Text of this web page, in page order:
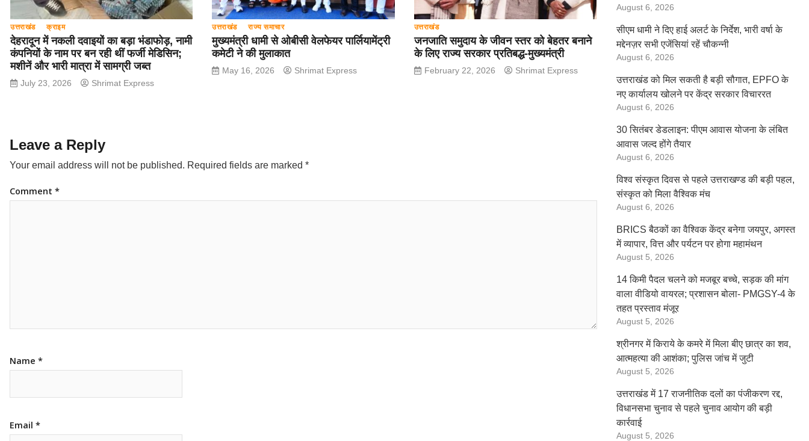
उत्तराखंड क्राइम
देहरादून में नकली दवाइयों का बड़ा भंडाफोड़, नामी
कंपनियों के नाम पर बन रही थीं फर्जी मेडिसिन;
मशीनें और भारी मात्रा में सामग्री जब्त
July 23, 2026 Shrimat Express
उत्तराखंड राज्य समाचार
मुख्यमंत्री धामी से ओबीसी वेलफेयर पार्लियामेंट्री
कमेटी ने की मुलाकात
May 16, 2026 Shrimat Express
उत्तराखंड
जनजाति समुदाय के जीवन स्तर को बेहतर बनाने
के लिए राज्य सरकार प्रतिबद्ध-मुख्यमंत्री
February 22, 2026 Shrimat Express
Leave a Reply
Your email address will not be published. Required fields are marked *
Comment *
Name *
Email *
August 6, 2026
सीएम धामी ने दिए हाई अलर्ट के निर्देश, भारी वर्षा के
मद्देनज़र सभी एजेंसियां रहें चौकन्नी
August 6, 2026
उत्तराखंड को मिल सकती है बड़ी सौगात, EPFO के
नए कार्यालय खोलने पर केंद्र सरकार विचाररत
August 6, 2026
30 सितंबर डेडलाइन: पीएम आवास योजना के लंबित
आवास जल्द होंगे तैयार
August 6, 2026
विश्व संस्कृत दिवस से पहले उत्तराखण्ड की बड़ी पहल,
संस्कृत को मिला वैश्विक मंच
August 6, 2026
BRICS बैठकों का वैश्विक केंद्र बनेगा जयपुर, अगस्त
में व्यापार, वित्त और पर्यटन पर होगा महामंथन
August 5, 2026
14 किमी पैदल चलने को मजबूर बच्चे, सड़क की मांग
वाला वीडियो वायरल; प्रशासन बोला- PMGSY-4 के
तहत प्रस्ताव मंजूर
August 5, 2026
श्रीनगर में किराये के कमरे में मिला बीए छात्र का शव,
आत्महत्या की आशंका; पुलिस जांच में जुटी
August 5, 2026
उत्तराखंड में 17 राजनीतिक दलों का पंजीकरण रद्द,
विधानसभा चुनाव से पहले चुनाव आयोग की बड़ी
कार्रवाई
August 5, 2026